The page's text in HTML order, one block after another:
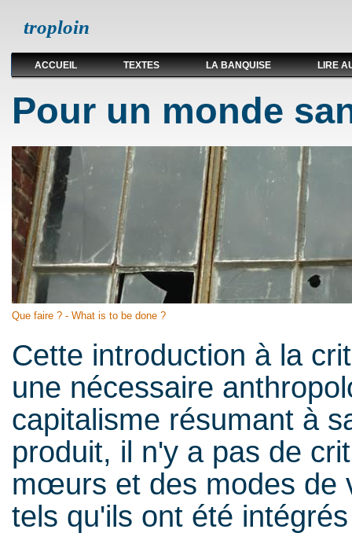
troploin
ACCUEIL TEXTES LA BANQUISE LIRE
Pour un monde
Que faire ? - What is to be done ?
Cette introduction à la
une nécessaire
capitalisme résumant à
produit, il n'y a pas de
mœurs et des modes de
tels qu'ils ont été